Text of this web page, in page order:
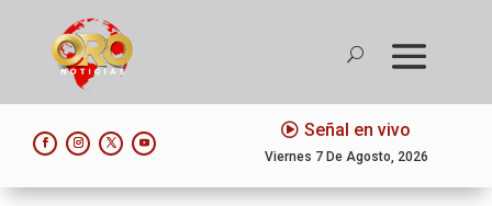
Señal en vivo
Viernes 7 De Agosto, 2026